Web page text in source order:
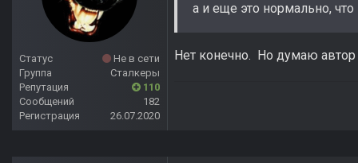
Статус
Не в сети
Группа
Сталкеры
Репутация
110
Сообщений
182
Регистрация
26.07.2020
а и еще это нормально, что
Нет конечно. Но думаю